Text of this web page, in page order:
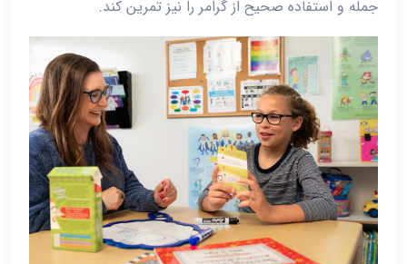
جمله و استفاده صحیح از گرامر را نیز تمرین کند.